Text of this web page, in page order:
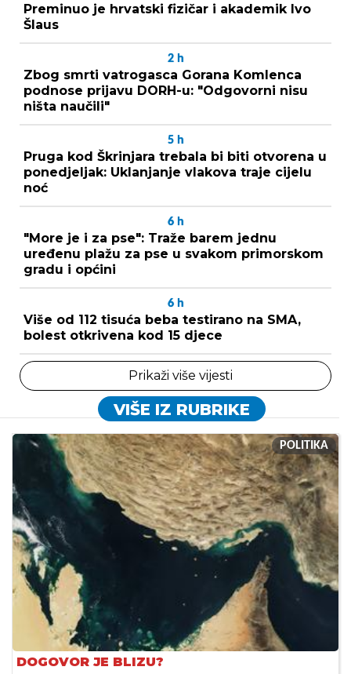
Preminuo je hrvatski fizičar i akademik Ivo
Šlaus
2 h
Zbog smrti vatrogasca Gorana Komlenca
podnose prijavu DORH-u: "Odgovorni nisu
ništa naučili"
5 h
Pruga kod Škrinjara trebala bi biti otvorena u
ponedjeljak: Uklanjanje vlakova traje cijelu
noć
6 h
"More je i za pse": Traže barem jednu
uređenu plažu za pse u svakom primorskom
gradu i općini
6 h
Više od 112 tisuća beba testirano na SMA,
bolest otkrivena kod 15 djece
Prikaži više vijesti
VIŠE IZ RUBRIKE
POLITIKA
DOGOVOR JE BLIZU?